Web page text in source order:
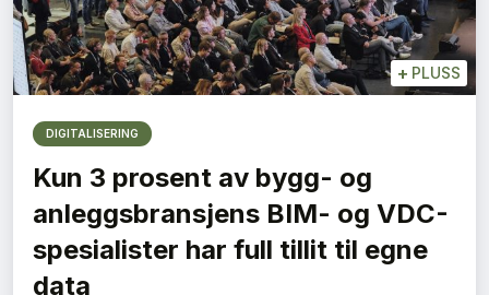
+ PLUSS
DIGITALISERING
Kun 3 prosent av bygg- og
anleggsbransjens BIM- og VDC-
spesialister har full tillit til egne
data